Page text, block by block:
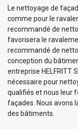
Le nettoyage de
comme pour le
recommandé de
favorisera le
recommandé de
conception du
entreprise HELFRITT
nécessaire pour
qualifiés et nous leur
façades. Nous avons
des bâtiments.